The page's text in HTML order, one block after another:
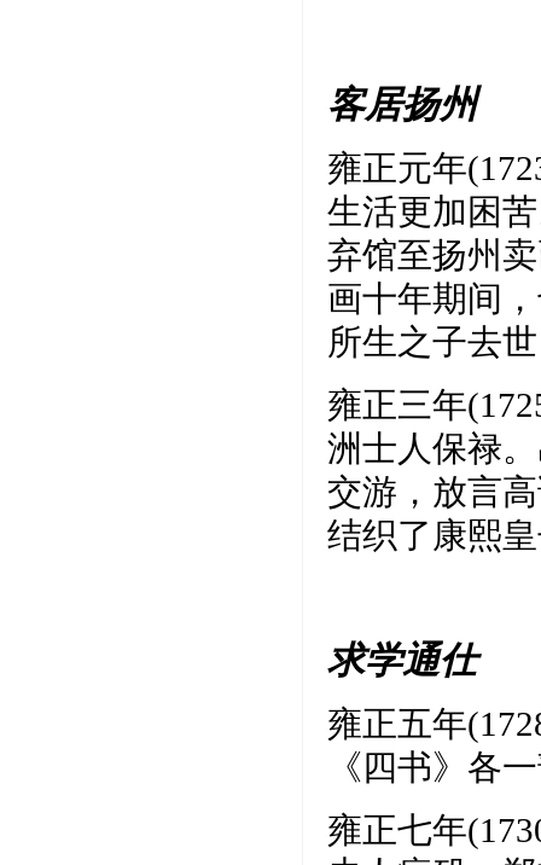
客居扬州
雍正元年
生活更加困
弃馆至扬州
画十年期间
所生之子去
雍正三年
洲士人保禄
交游，放言
结织了康熙
求学通仕
雍正五年
《四书》各
雍正七年